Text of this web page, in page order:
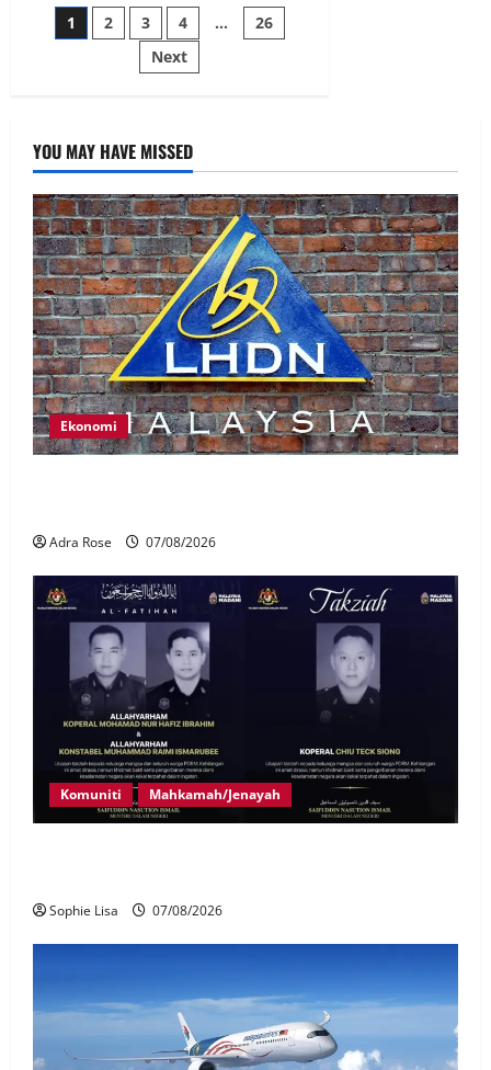
1 2 3 4 …
26
Next
YOU MAY HAVE MISSED
Ekonomi
Adra Rose 07/08/2026
Komuniti Mahkamah/Jenayah
Sophie Lisa 07/08/2026